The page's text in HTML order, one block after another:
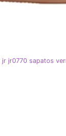
jr0770 sapatos